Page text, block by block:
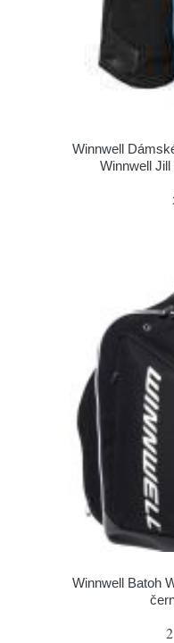
Winnwell
Winnwell
Winnwell Batoh